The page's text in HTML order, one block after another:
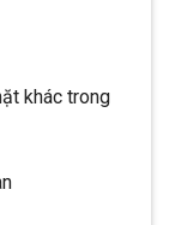
khác trong